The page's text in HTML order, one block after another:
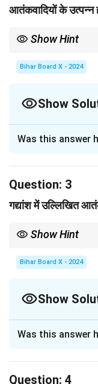
आतंकवादियों के उत्पन्न
Show Hint
Bihar Board X - 2024
Show
Download
Was this answer
Question: 3
गद्यांश में उल्लिखित
Show Hint
Bihar Board X - 2024
Show
Download
Was this answer
Question: 4